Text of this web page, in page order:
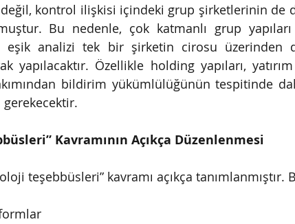
kontrol ilişkisi içindeki grup şirketlerinin de
Bu nedenle, çok katmanlı grup
eşik analizi tek bir şirketin cirosu üzerinden
yapılacaktır. Özellikle holding yapıları,
bildirim yükümlülüğünün tespitinde
Kavramının Açıkça Düzenlenmesi
teşebbüsleri” kavramı açıkça tanımlanmıştır.